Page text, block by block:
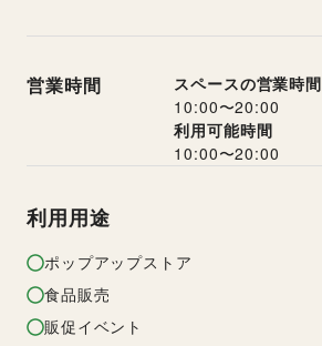
営業時間
スペースの営業時間
10:00〜20:00
利用可能時間
10:00〜20:00
利用用途
ポップアップストア
食品販売
販促イベント